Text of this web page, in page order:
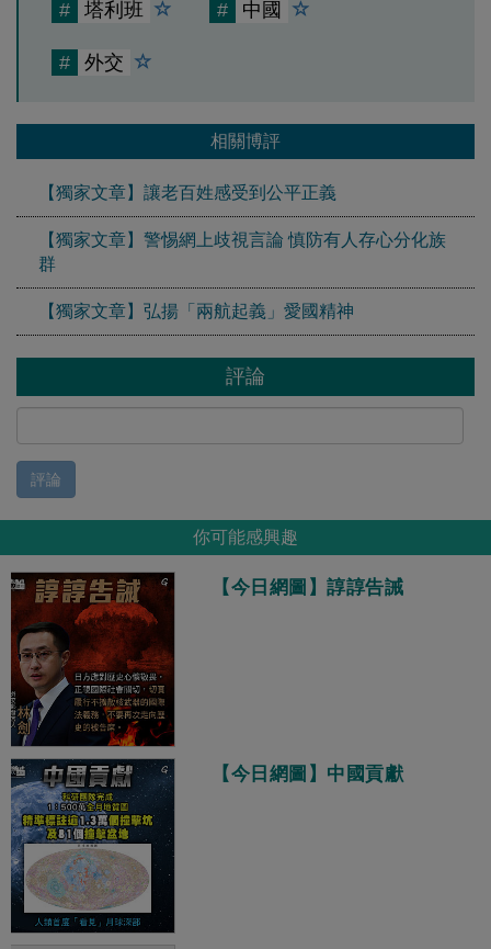
# 塔利班 # 中國
# 外交
相關博評
【獨家文章】讓老百姓感受到公平正義
【獨家文章】警惕網上歧視言論 慎防有人存心分化族
群
【獨家文章】弘揚「兩航起義」愛國精神
評論
評論
你可能感興趣
【今日網圖】諄諄告誡
【今日網圖】中國貢獻